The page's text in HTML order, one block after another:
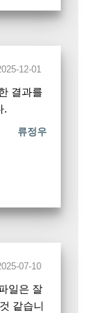
12-01
결과를
.
류정우
07-10
일은 잘
같습니